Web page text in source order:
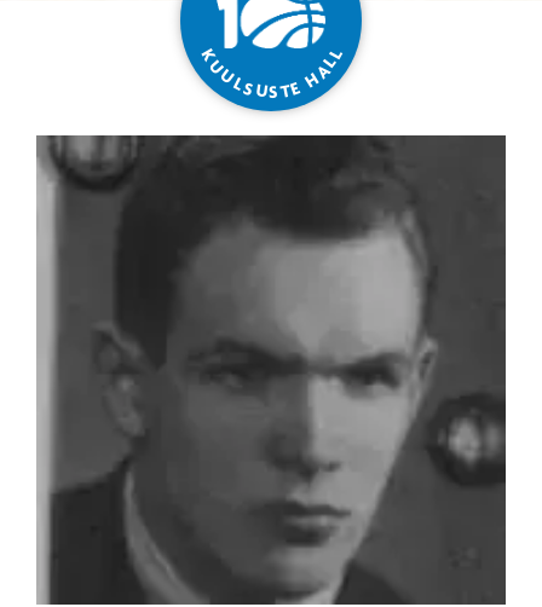
K
UULSUSTEHA
L
L